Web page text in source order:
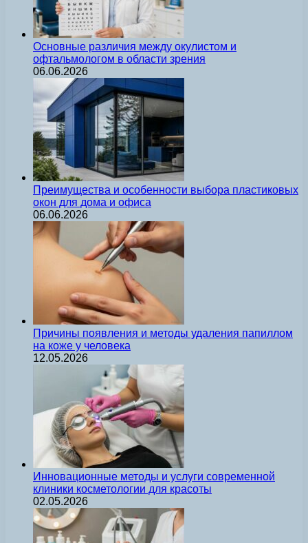
Основные различия между окулистом и
офтальмологом в области зрения
06.06.2026
Преимущества и особенности выбора пластиковых
окон для дома и офиса
06.06.2026
Причины появления и методы удаления папиллом
на коже у человека
12.05.2026
Инновационные методы и услуги современной
клиники косметологии для красоты
02.05.2026